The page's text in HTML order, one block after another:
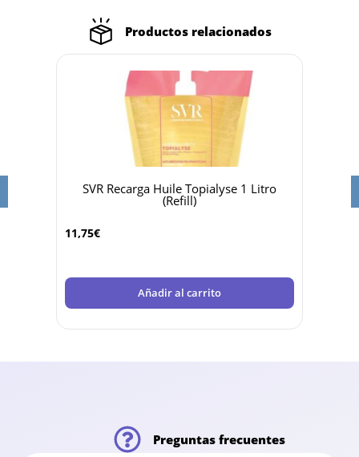
Productos relacionados
SVR Recarga Huile Topialyse 1 Litro
(Refill)
11,75€
Añadir al carrito
Preguntas frecuentes